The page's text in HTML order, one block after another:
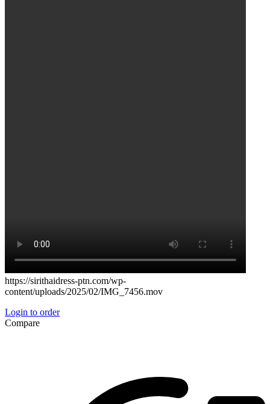
https://sirithaidress-ptn.com/wp-
content/uploads/2025/02/IMG_7456.mov
Login to order
Compare